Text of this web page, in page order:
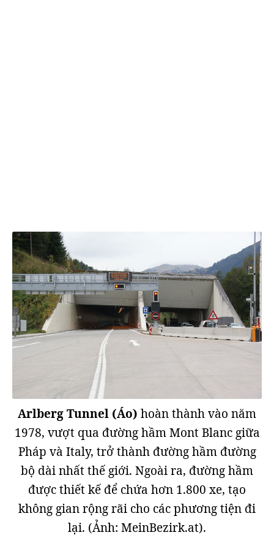
Arlberg Tunnel (Áo) hoàn thành vào năm
1978, vượt qua đường hầm Mont Blanc giữa
Pháp và Italy, trở thành đường hầm đường
bộ dài nhất thế giới. Ngoài ra, đường hầm
được thiết kế để chứa hơn 1.800 xe, tạo
không gian rộng rãi cho các phương tiện đi
lại. (Ảnh: MeinBezirk.at).